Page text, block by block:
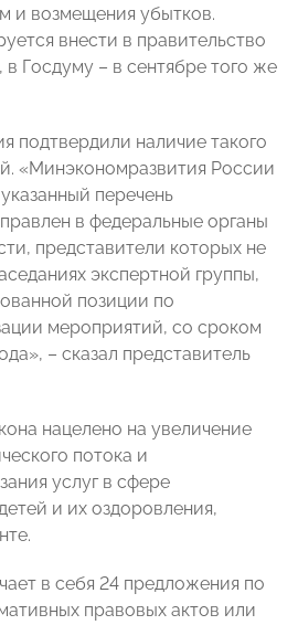
и возмещения убытков.
внести в правительство
Госдуму – в сентябре того же
подтвердили наличие такого
«Минэкономразвития России
перечень
в федеральные органы
представители которых не
экспертной группы,
позиции по
мероприятий, со сроком
– сказал представитель
нацелено на увеличение
потока и
услуг в сфере
и их оздоровления,
в себя 24 предложения по
правовых актов или